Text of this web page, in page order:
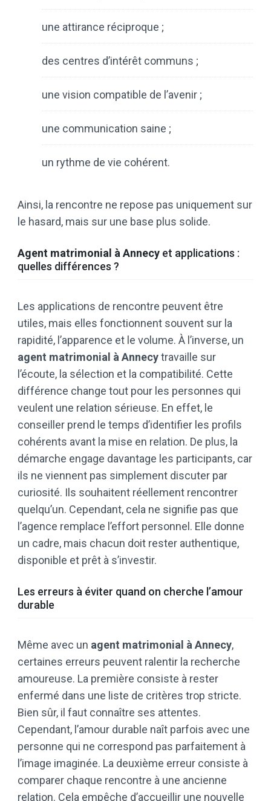
une attirance réciproque ;
des centres d’intérêt communs ;
une vision compatible de l’avenir ;
une communication saine ;
un rythme de vie cohérent.
Ainsi, la rencontre ne repose pas uniquement sur
le hasard, mais sur une base plus solide.
Agent matrimonial à Annecy et applications :
quelles différences ?
Les applications de rencontre peuvent être
utiles, mais elles fonctionnent souvent sur la
rapidité, l’apparence et le volume. À l’inverse, un
agent matrimonial à Annecytravaille sur
l’écoute, la sélection et la compatibilité. Cette
différence change tout pour les personnes qui
veulent une relation sérieuse. En effet, le
conseiller prend le temps d’identifier les profils
cohérents avant la mise en relation. De plus, la
démarche engage davantage les participants, car
ils ne viennent pas simplement discuter par
curiosité. Ils souhaitent réellement rencontrer
quelqu’un. Cependant, cela ne signifie pas que
l’agence remplace l’effort personnel. Elle donne
un cadre, mais chacun doit rester authentique,
disponible et prêt à s’investir.
Les erreurs à éviter quand on cherche l’amour
durable
Même avec un agent matrimonial à Annecy,
certaines erreurs peuvent ralentir la recherche
amoureuse. La première consiste à rester
enfermé dans une liste de critères trop stricte.
Bien sûr, il faut connaître ses attentes.
Cependant, l’amour durable naît parfois avec une
personne qui ne correspond pas parfaitement à
l’image imaginée. La deuxième erreur consiste à
comparer chaque rencontre à une ancienne
relation. Cela empêche d’accueillir une nouvelle